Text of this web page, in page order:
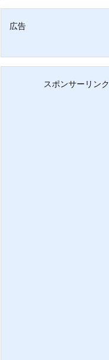
広告
スポンサーリンク